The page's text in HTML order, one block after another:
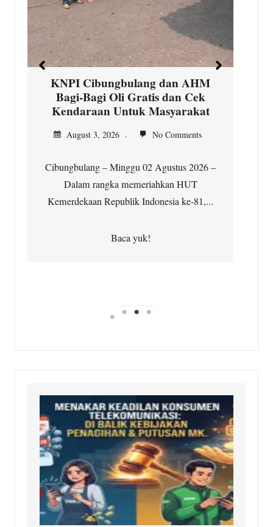
KNPI Cibungbulang dan AHM
Bagi-Bagi Oli Gratis dan Cek
Kendaraan Untuk Masyarakat
August 3, 2026 No Comments
Cibungbulang – Minggu 02 Agustus 2026 –
Dalam rangka memeriahkan HUT
Kemerdekaan Republik Indonesia ke-81,...
Baca yuk!